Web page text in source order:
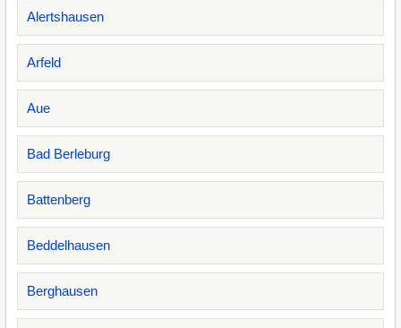
Alertshausen
Arfeld
Aue
Bad Berleburg
Battenberg
Beddelhausen
Berghausen